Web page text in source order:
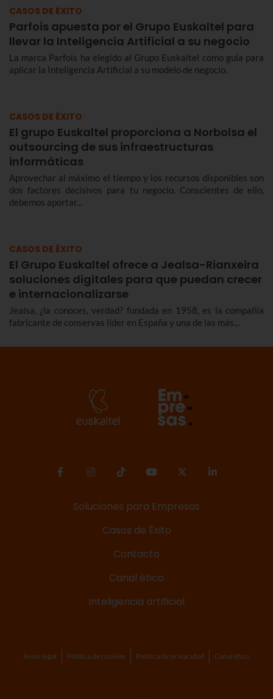
CASOS DE ÉXITO
Parfois apuesta por el Grupo Euskaltel para
llevar la Inteligencia Artificial a su negocio
La marca Parfois ha elegido al Grupo Euskaltel como guía para
aplicar la Inteligencia Artificial a su modelo de negocio.
CASOS DE ÉXITO
El grupo Euskaltel proporciona a Norbolsa el
outsourcing de sus infraestructuras
informáticas
Aprovechar al máximo el tiempo y los recursos disponibles son
dos factores decisivos para tu negocio. Conscientes de ello,
debemos aportar...
CASOS DE ÉXITO
El Grupo Euskaltel ofrece a Jealsa-Rianxeira
soluciones digitales para que puedan crecer
e internacionalizarse
Jealsa, ¿la conoces, verdad? fundada en 1958, es la compañía
fabricante de conservas líder en España y una de las más...
Soluciones para Empresas
Casos de Éxito
Contacto
Canal ético
Inteligencia artificial
Aviso legal Política de cookies Política de privacidad Canal ético